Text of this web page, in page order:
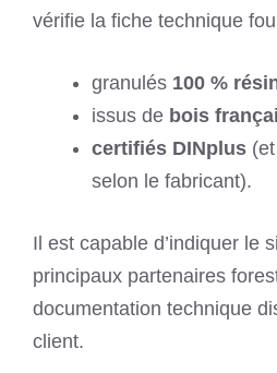
vérifie la fiche technique
granulés 100 %
issus de bois
certifiés DINplus
selon le fabricant).
Il est capable d’indiquer le
principaux partenaires
documentation technique
client.